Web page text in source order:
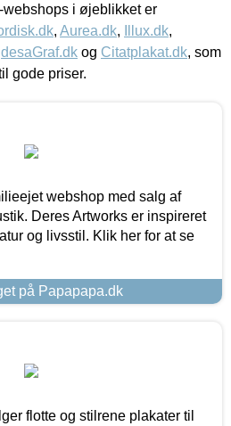
i øjeblikket er
, Aurea.dk, Illux.dk,
desaGraf.dk og Citatplakat.dk, som
gode priser.
webshop med salg af
Deres Artworks er inspireret
og livsstil. Klik her for at se
på Papapapa.dk
flotte og stilrene plakater til